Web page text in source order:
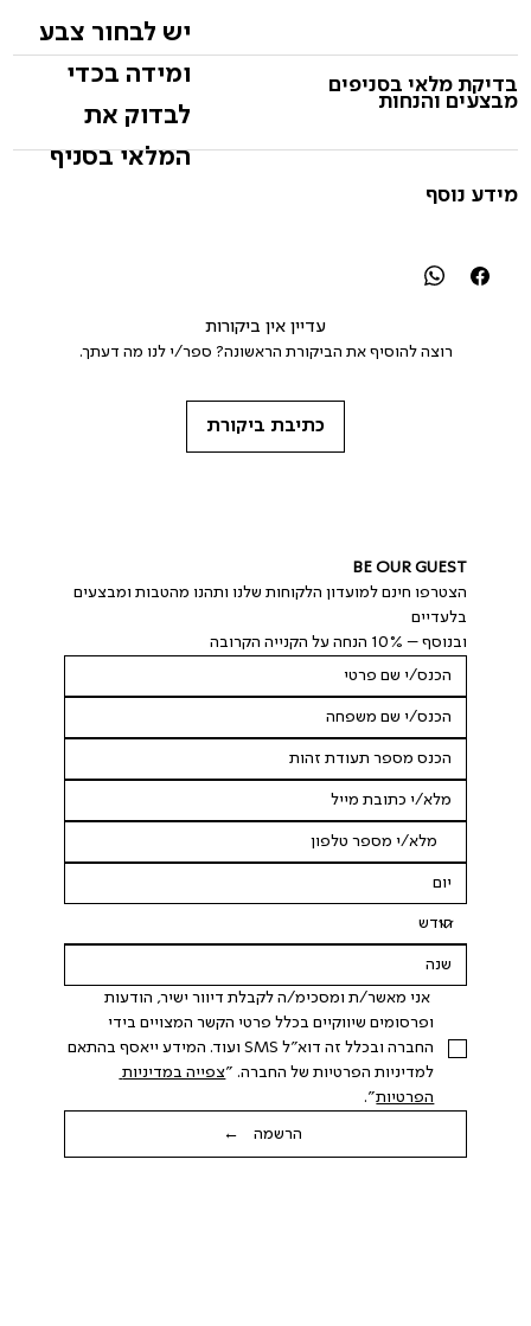
יש לבחור צבע
ומידה בכדי
לבדוק את
המלאי בסניף
בדיקת מלאי בסניפים
מבצעים והנחות
מידע נוסף
עדיין אין ביקורות
רוצה להוסיף את הביקורת הראשונה? ספר/י לנו מה דעתך.
כתיבת ביקורת
BE OUR GUEST
הצטרפו חינם למועדון הלקוחות שלנו ותהנו מהטבות ומבצעים
בלעדיים
ובנוסף – 10% הנחה על הקנייה הקרובה
אני מאשר/ת ומסכימ/ה לקבלת דיוור ישיר, הודעות
החברה ובכלל זה דוא"ל SMS ועוד. המידע ייאסף בהתאם
למדיניות הפרטיות של החברה. "
צפייה במדיניות
הפרטיות".
הרשמה ←